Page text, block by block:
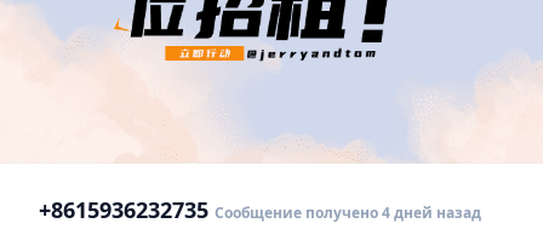
+8615936232735 Сообщение получено 4 дней назад